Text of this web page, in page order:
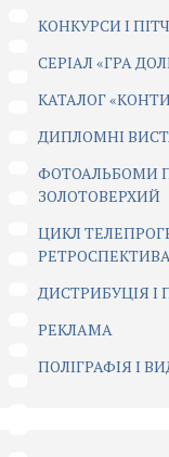
КОНКУРСИ І
CЕРІАЛ «ГРА
КАТАЛОГ
ДИПЛОМНІ
ФОТОАЛЬБОМИ
ЗОЛОТОВЕРХИЙ
ЦИКЛ
ДИСТРИБУЦІЯ І
РЕКЛАМА
ПОЛІГРАФІЯ І